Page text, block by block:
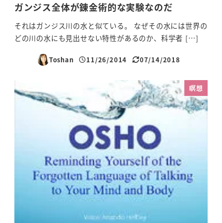
ガンジス全体が錬金術的な実験なのだ
それはガンジス川の水と似ている。 なぜその水には世界の
どの川の水にも見出せない特性があるのか、科学者 […]
Toshan
投稿日
11/26/2014
更新日
07/14/2018
瞑想